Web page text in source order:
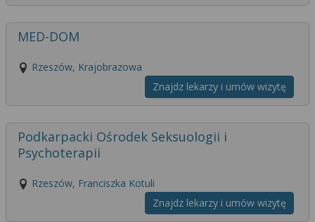
MED-DOM
Rzeszów, Krajobrazowa
Znajdz lekarzy i umów wizytę
Podkarpacki Ośrodek Seksuologii i
Psychoterapii
Rzeszów, Franciszka Kotuli
Znajdz lekarzy i umów wizytę